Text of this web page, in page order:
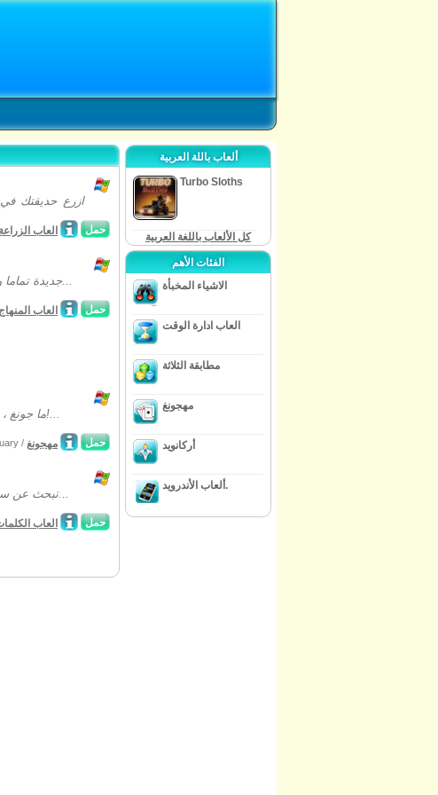
ازرع حديقتك
حمل العاب الزراعة
جديدة تماما وفريدة من نوعها من شأنها ان تحد اللغز حتى اكثر اللاعبين المهرة! متعدد...
حمل العاب المنهاج
ما جونغ ، وهكذا ينبغي ان يكون الامر... مرح ، وقابل للتعديل مع الرسومات العظيم!...
حمل / مهجونغ
تبحث عن سرعة وتيرة لعبة اللغز عليك ان التحديات لتجميع الكلمات من اصل متزايدا...
حمل العاب
ألعاب باللة العربية
Turbo Sloths
كل الألعاب باللغة العربية
الفئات الأهم
الاشياء المخبأة
العاب ادارة الوقت
مطابقة الثلاثة
مهجونغ
أركانويد
ألعاب الأندرويد.